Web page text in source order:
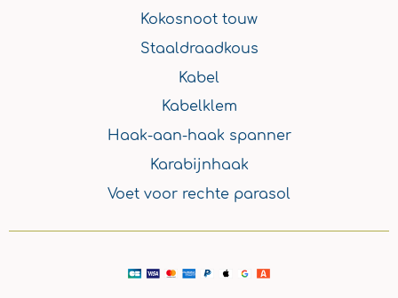
Kokosnoot touw
Staaldraadkous
Kabel
Kabelklem
Haak-aan-haak spanner
Karabijnhaak
Voet voor rechte parasol